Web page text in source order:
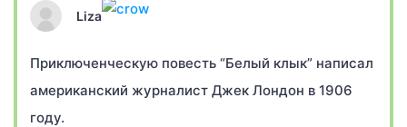
Liza
Приключенческую повесть “Белый клык” написал
американский журналист Джек Лондон в 1906
году.